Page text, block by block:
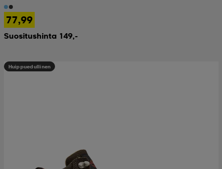
77,99
Suositushinta 149,-
Huippuedullinen